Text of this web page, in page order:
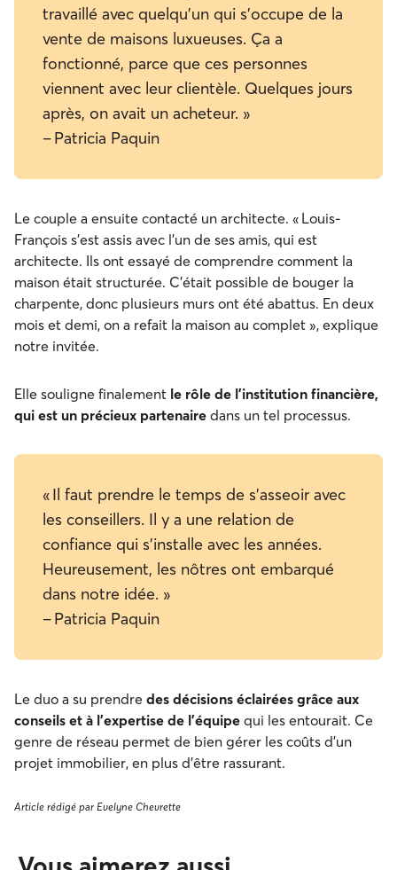
travaillé avec quelqu’un qui s’occupe de la
vente de maisons luxueuses. Ça a
fonctionné, parce que ces personnes
viennent avec leur clientèle. Quelques jours
après, on avait un acheteur. »
– Patricia Paquin
Le couple a ensuite contacté un architecte. « Louis-
François s’est assis avec l’un de ses amis, qui est
architecte. Ils ont essayé de comprendre comment la
maison était structurée. C’était possible de bouger la
charpente, donc plusieurs murs ont été abattus. En deux
mois et demi, on a refait la maison au complet », explique
notre invitée.
Elle souligne finalement le rôle de l’institution financière,
qui est un précieux partenaire dans un tel processus.
« Il faut prendre le temps de s’asseoir avec
les conseillers. Il y a une relation de
confiance qui s’installe avec les années.
Heureusement, les nôtres ont embarqué
dans notre idée. »
– Patricia Paquin
Le duo a su prendre des décisions éclairées grâce aux
conseils et à l’expertise de l’équipe qui les entourait. Ce
genre de réseau permet de bien gérer les coûts d’un
projet immobilier, en plus d’être rassurant.
Article rédigé par Evelyne Chevrette